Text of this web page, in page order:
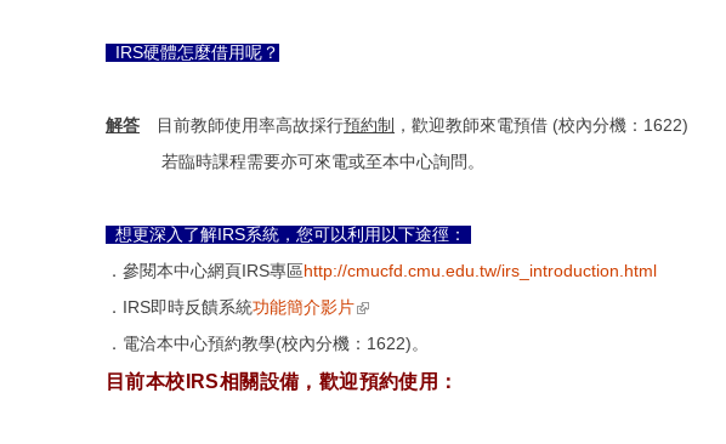
IRS硬體怎麼借用呢？
解答 目前教師使用率高故採行預約制 ，歡迎教師來電預借 (校內分機：1622)
若臨時課程需要亦可來電或至本中心詢問。
想更深入了解 IRS系統，您可以利用以下途徑：
．參閱本中心網頁 IRS專區 http://cmucfd.cmu.edu.tw/irs_introduction.html
．IRS即時反饋系統功能簡介影片 (link is external)
．電洽本中心預約教學(校內分機：1622)。
目前本校IRS相關設備，歡迎預約使用：